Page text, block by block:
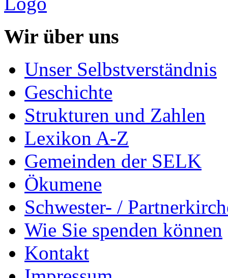
Wir über uns
Unser Selbstverständnis
Geschichte
Strukturen und Zahlen
Lexikon A-Z
Gemeinden der SELK
Ökumene
Schwester- /
Wie Sie spenden können
Kontakt